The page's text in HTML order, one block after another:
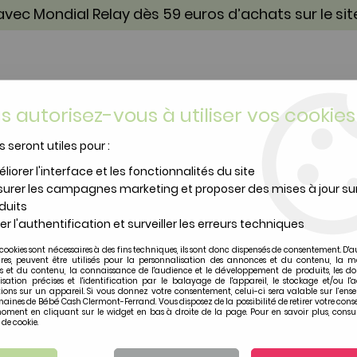
Mondial Relay dès 59 euros d’achats sur le
TOILETTE & SOIN PUÉRICULTURE
accessoires
et accessoires pour
et accessoires pour
autorisez-vous à utiliser vos
seront utiles pour :
l'interface et les fonctionnalités du site
les campagnes marketing et proposer des mises à jour
l'authentification et surveiller les erreurs techniques
sont nécessaires à des fins techniques, ils sont donc dispensés de consentement.
peuvent être utilisés pour la personnalisation des annonces et du contenu, la
et du contenu, la connaissance de l'audience et le développement de produits, les
précises et l'identification par le balayage de l'appareil, le stockage et/ou
sur un appareil. Si vous donnez votre consentement, celui-ci sera valable sur
de Bébé Cash Clermont-Ferrand. Vous disposez de la possibilité de retirer votre
en cliquant sur le widget en bas à droite de la page. Pour en savoir plus,
cookie.